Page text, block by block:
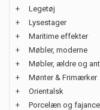
+
Legetøj
+
Lysestager
+
Maritime effekter
+
Møbler, moderne
+
Møbler, ældre og
+
Mønter & Frimærker
+
Orientalsk
+
Porcelæn og fajance